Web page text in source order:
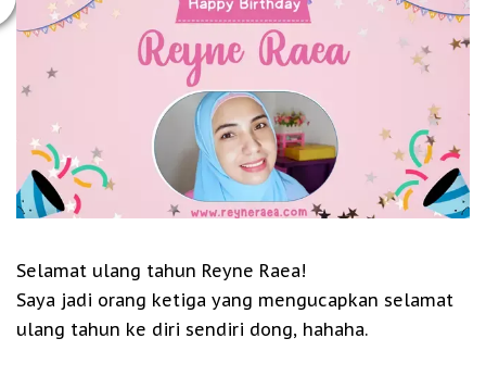
Selamat ulang tahun Reyne Raea!
Saya jadi orang ketiga yang mengucapkan selamat
ulang tahun ke diri sendiri dong, hahaha.